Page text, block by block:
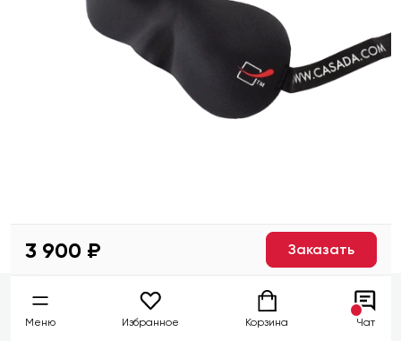
3 900 ₽ Заказать
Меню Избранное Корзина Чат